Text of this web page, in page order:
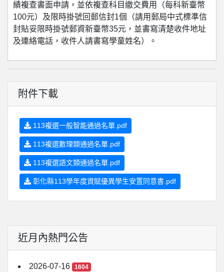
績複查書面申請，並依複查科目繳交費用（每科新臺幣
100元）及限時掛號回郵信封1個（請用郵局中式標準信
封貼妥限時掛號郵資新臺幣35元，並書寫清楚收件地址
及連絡電話，收件人請書寫學童姓名）。
附件下載
113複選一般智能通過名單.pdf
113複選數理類通過名單.pdf
113複選語文類通過名單.pdf
彰化縣113學年度資賦優異學生安置同意書.pdf
近月內熱門公告
2026-07-16 1604